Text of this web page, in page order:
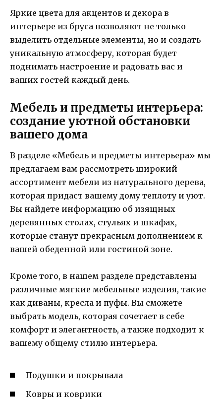
Яркие цвета для акцентов и декора в
интерьере из бруса позволяют не только
выделить отдельные элементы, но и создать
уникальную атмосферу, которая будет
поднимать настроение и радовать вас и
ваших гостей каждый день.
Мебель и предметы интерьера:
создание уютной обстановки
вашего дома
В разделе «Мебель и предметы интерьера» мы
предлагаем вам рассмотреть широкий
ассортимент мебели из натурального дерева,
которая придаст вашему дому теплоту и уют.
Вы найдете информацию об изящных
деревянных столах, стульях и шкафах,
которые станут прекрасным дополнением к
вашей обеденной или гостиной зоне.
Кроме того, в нашем разделе представлены
различные мягкие мебельные изделия, такие
как диваны, кресла и пуфы. Вы сможете
выбрать модель, которая сочетает в себе
комфорт и элегантность, а также подходит к
вашему общему стилю интерьера.
Подушки и покрывала
Ковры и коврики